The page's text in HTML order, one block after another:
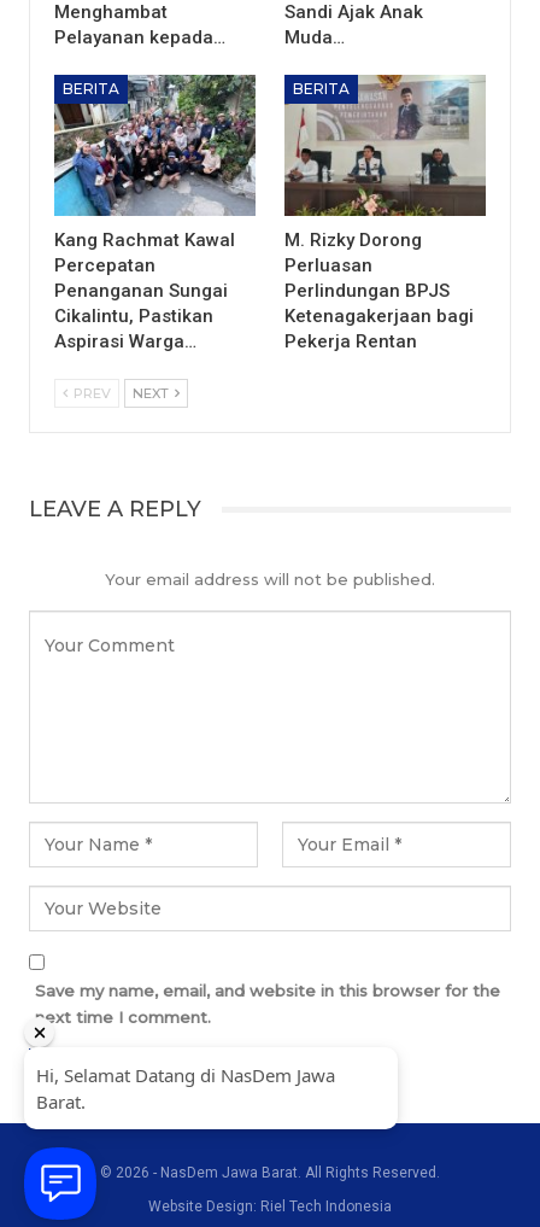
Menghambat
Pelayanan kepada…
Sandi Ajak Anak
Muda…
BERITA
Kang Rachmat Kawal
Percepatan
Penanganan Sungai
Cikalintu, Pastikan
Aspirasi Warga…
BERITA
M. Rizky Dorong
Perluasan
Perlindungan BPJS
Ketenagakerjaan bagi
Pekerja Rentan
PREV NEXT
LEAVE A REPLY
Your email address will not be published.
Save my name, email, and website in this browser for the
next time I comment.
© 2026 - NasDem Jawa Barat. All Rights Reserved.
Website Design: Riel Tech Indonesia